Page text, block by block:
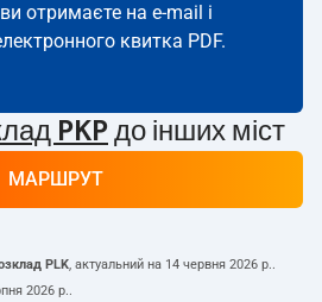
отримаєте на e-mail і
квитка PDF.
PKP до інших міст
МАРШРУТ
PLK, актуальний на 14 червня 2026 р..
2026 р..